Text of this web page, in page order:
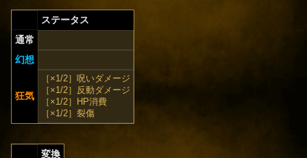
ステータス
通常
幻想
狂気
［×1/2］呪いダメージ
［×1/2］反動ダメージ
［×1/2］HP消費
［×1/2］裂傷
変換